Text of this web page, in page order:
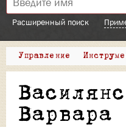
Расширенный поиск
Управление
Варвара